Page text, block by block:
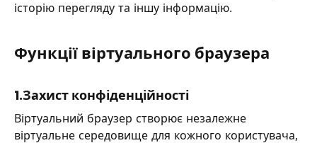
історію перегляду та іншу інформацію.
Функції віртуального браузера
1.Захист конфіденційності
Віртуальний браузер створює незалежне
віртуальне середовище для кожного користувача,